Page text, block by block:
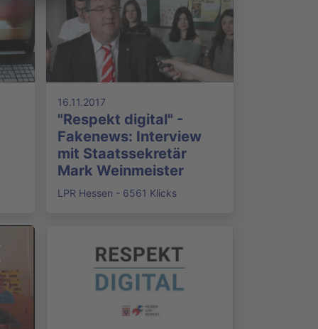
16.11.2017
"Respekt digital" -
Fakenews: Interview
mit Staatssekretär
Mark Weinmeister
LPR Hessen - 6561 Klicks